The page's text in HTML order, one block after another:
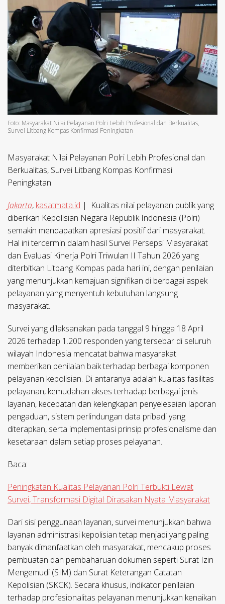
Foto: Masyarakat Nilai Pelayanan Polri Lebih Profesional dan Berkualitas,
Survei Litbang Kompas Konfirmasi Peningkatan
Masyarakat Nilai Pelayanan Polri Lebih Profesional dan
Berkualitas, Survei Litbang Kompas Konfirmasi
Peningkatan
Jakarta, kasatmata.id | Kualitas nilai pelayanan publik yang
diberikan Kepolisian Negara Republik Indonesia (Polri)
semakin mendapatkan apresiasi positif dari masyarakat.
Hal ini tercermin dalam hasil Survei Persepsi Masyarakat
dan Evaluasi Kinerja Polri Triwulan II Tahun 2026 yang
diterbitkan Litbang Kompas pada hari ini, dengan penilaian
yang menunjukkan kemajuan signifikan di berbagai aspek
pelayanan yang menyentuh kebutuhan langsung
masyarakat.
Survei yang dilaksanakan pada tanggal 9 hingga 18 April
2026 terhadap 1.200 responden yang tersebar di seluruh
wilayah Indonesia mencatat bahwa masyarakat
memberikan penilaian baik terhadap berbagai komponen
pelayanan kepolisian. Di antaranya adalah kualitas fasilitas
pelayanan, kemudahan akses terhadap berbagai jenis
layanan, kecepatan dan kelengkapan penyelesaian laporan
pengaduan, sistem perlindungan data pribadi yang
diterapkan, serta implementasi prinsip profesionalisme dan
kesetaraan dalam setiap proses pelayanan.
Baca:
Peningkatan Kualitas Pelayanan Polri Terbukti Lewat
Survei, Transformasi Digital Dirasakan Nyata Masyarakat
Dari sisi penggunaan layanan, survei menunjukkan bahwa
layanan administrasi kepolisian tetap menjadi yang paling
banyak dimanfaatkan oleh masyarakat, mencakup proses
pembuatan dan pembaharuan dokumen seperti Surat Izin
Mengemudi (SIM) dan Surat Keterangan Catatan
Kepolisian (SKCK). Secara khusus, indikator penilaian
terhadap profesionalitas pelayanan menunjukkan kenaikan